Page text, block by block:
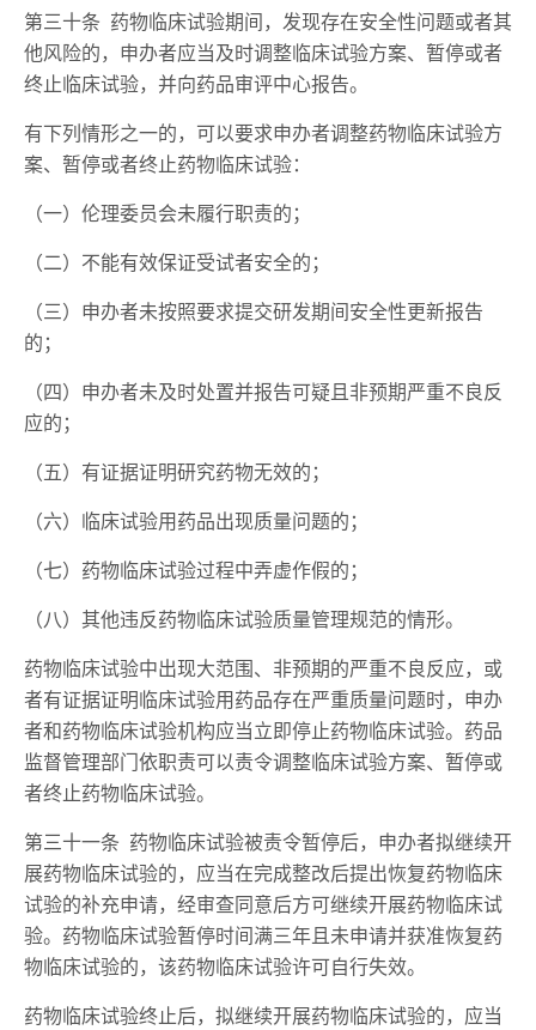
第三十条 药物临床试验期间，发现存在安全性问题或者其
他风险的，申办者应当及时调整临床试验方案、暂停或者
终止临床试验，并向药品审评中心报告。
有下列情形之一的，可以要求申办者调整药物临床试验方
案、暂停或者终止药物临床试验：
（一）伦理委员会未履行职责的；
（二）不能有效保证受试者安全的；
（三）申办者未按照要求提交研发期间安全性更新报告
的；
（四）申办者未及时处置并报告可疑且非预期严重不良反
应的；
（五）有证据证明研究药物无效的；
（六）临床试验用药品出现质量问题的；
（七）药物临床试验过程中弄虚作假的；
（八）其他违反药物临床试验质量管理规范的情形。
药物临床试验中出现大范围、非预期的严重不良反应，或
者有证据证明临床试验用药品存在严重质量问题时，申办
者和药物临床试验机构应当立即停止药物临床试验。药品
监督管理部门依职责可以责令调整临床试验方案、暂停或
者终止药物临床试验。
第三十一条 药物临床试验被责令暂停后，申办者拟继续开
展药物临床试验的，应当在完成整改后提出恢复药物临床
试验的补充申请，经审查同意后方可继续开展药物临床试
验。药物临床试验暂停时间满三年且未申请并获准恢复药
物临床试验的，该药物临床试验许可自行失效。
药物临床试验终止后，拟继续开展药物临床试验的，应当